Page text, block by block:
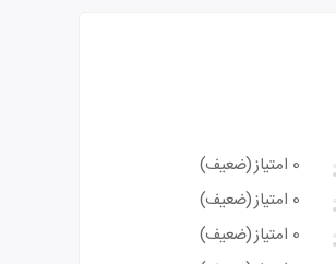
0 امتیاز
(ضعیف)
0 امتیاز
(ضعیف)
0 امتیاز
(ضعیف)